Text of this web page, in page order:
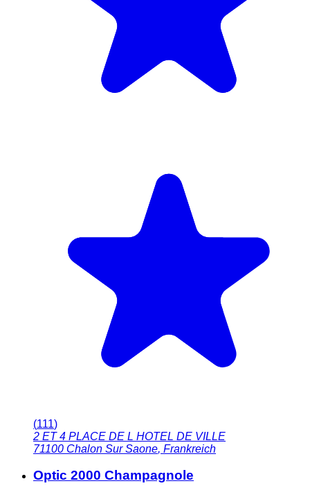
(111)
2 ET 4 PLACE DE L HOTEL DE VILLE
71100 Chalon Sur Saone, Frankreich
Optic 2000 Champagnole